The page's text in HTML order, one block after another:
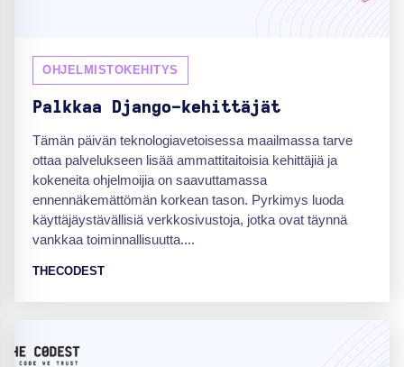
OHJELMISTOKEHITYS
Palkkaa Django-kehittäjät
Tämän päivän teknologiavetoisessa maailmassa tarve
ottaa palvelukseen lisää ammattitaitoisia kehittäjiä ja
kokeneita ohjelmoijia on saavuttamassa
ennennäkemättömän korkean tason. Pyrkimys luoda
käyttäjäystävällisiä verkkosivustoja, jotka ovat täynnä
vankkaa toiminnallisuutta....
THECODEST